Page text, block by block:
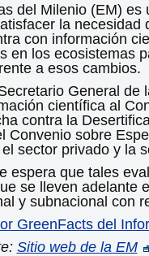
del Milenio (EM) es
la necesidad
con información
en los ecosistemas
a esos cambios.
General de
científica al
contra la
Convenio sobre
sector privado y la
espera que tales
se lleven adelante
y subnacional con
GreenFacts del
Sitio web de la EM